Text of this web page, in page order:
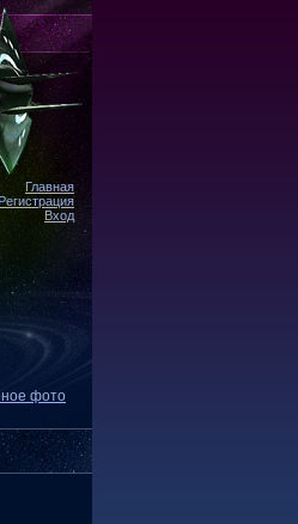
Главная
Регистрация
Вход
фото